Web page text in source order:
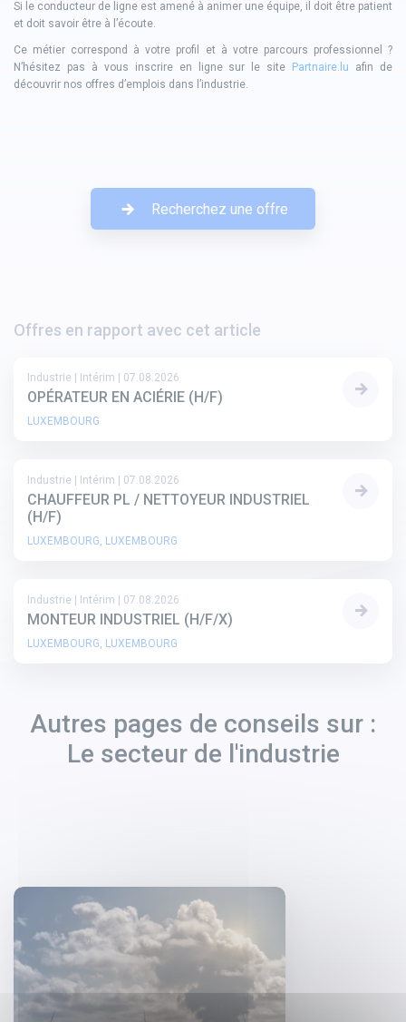
Si le conducteur de ligne est amené à animer une équipe, il doit être patient
et doit savoir être à l’écoute.
Ce métier correspond à votre profil et à votre parcours professionnel ?
N’hésitez pas à vous inscrire en ligne sur le site Partnaire.lu afin de
découvrir nos offres d’emplois dans l’industrie.
Recherchez une offre
Offres en rapport avec cet article
Industrie | Intérim | 07.08.2026
OPÉRATEUR EN ACIÉRIE (H/F)
LUXEMBOURG
Industrie | Intérim | 07.08.2026
CHAUFFEUR PL / NETTOYEUR INDUSTRIEL
(H/F)
LUXEMBOURG, LUXEMBOURG
Industrie | Intérim | 07.08.2026
MONTEUR INDUSTRIEL (H/F/X)
LUXEMBOURG, LUXEMBOURG
Autres pages de conseils sur :
Le secteur de l'industrie